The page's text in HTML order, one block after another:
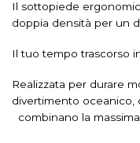
Il sottopiede
doppia densità per un
Il tuo tempo trascorso
Realizzata per durare
divertimento oceanico,
combinano la